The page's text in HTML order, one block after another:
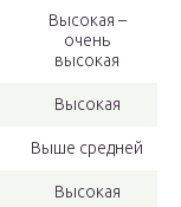
Высокая –
очень
высокая
Высокая
Выше средней
Высокая